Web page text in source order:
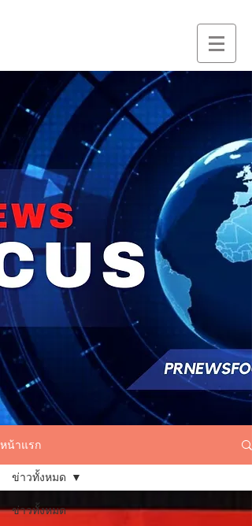
หน้าแรก
ข่าวทั้งหมด
ข่าวทั้งหมด